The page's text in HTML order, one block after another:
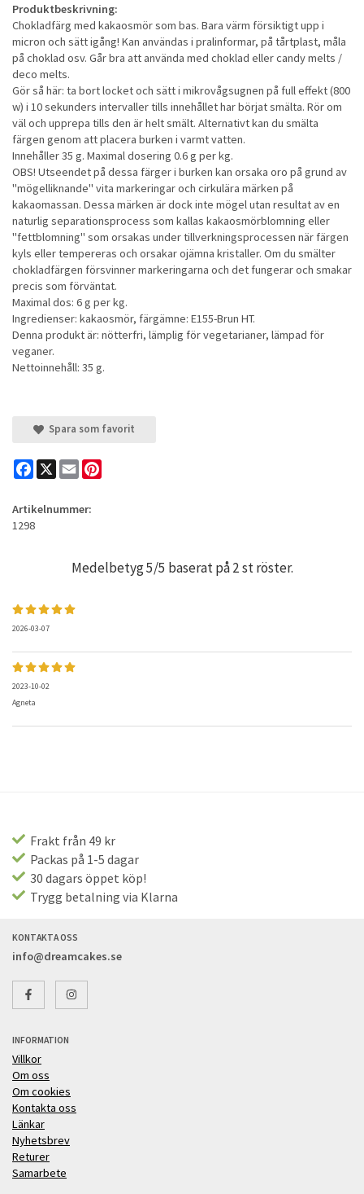
Produktbeskrivning:
Chokladfärg med kakaosmör som bas. Bara värm försiktigt upp i
micron och sätt igång! Kan användas i pralinformar, på tårtplast, måla
på choklad osv. Går bra att använda med choklad eller candy melts /
deco melts.
Gör så här: ta bort locket och sätt i mikrovågsugnen på full effekt (800
w) i 10 sekunders intervaller tills innehållet har börjat smälta. Rör om
väl och upprepa tills den är helt smält. Alternativt kan du smälta
färgen genom att placera burken i varmt vatten.
Innehåller 35 g. Maximal dosering 0.6 g per kg.
OBS! Utseendet på dessa färger i burken kan orsaka oro på grund av
"mögelliknande" vita markeringar och cirkulära märken på
kakaomassan. Dessa märken är dock inte mögel utan resultat av en
naturlig separationsprocess som kallas kakaosmörblomning eller
"fettblomning" som orsakas under tillverkningsprocessen när färgen
kyls eller tempereras och orsakar ojämna kristaller. Om du smälter
chokladfärgen försvinner markeringarna och det fungerar och smakar
precis som förväntat.
Maximal dos: 6 g per kg.
Ingredienser: kakaosmör, färgämne: E155-Brun HT.
Denna produkt är: nötterfri, lämplig för vegetarianer, lämpad för
veganer.
Nettoinnehåll: 35 g.
Spara som favorit
Facebook
X Email
Artikelnummer:
1298
Medelbetyg5/5 baserat på2st röster.
2026-03-07
2023-10-02
Agneta
Frakt från 49 kr
Packas på 1-5 dagar
30 dagars öppet köp!
Trygg betalning via Klarna
KONTAKTA OSS
info@dreamcakes.se
INFORMATION
Villkor
Om oss
Om cookies
Kontakta oss
Länkar
Nyhetsbrev
Returer
Samarbete